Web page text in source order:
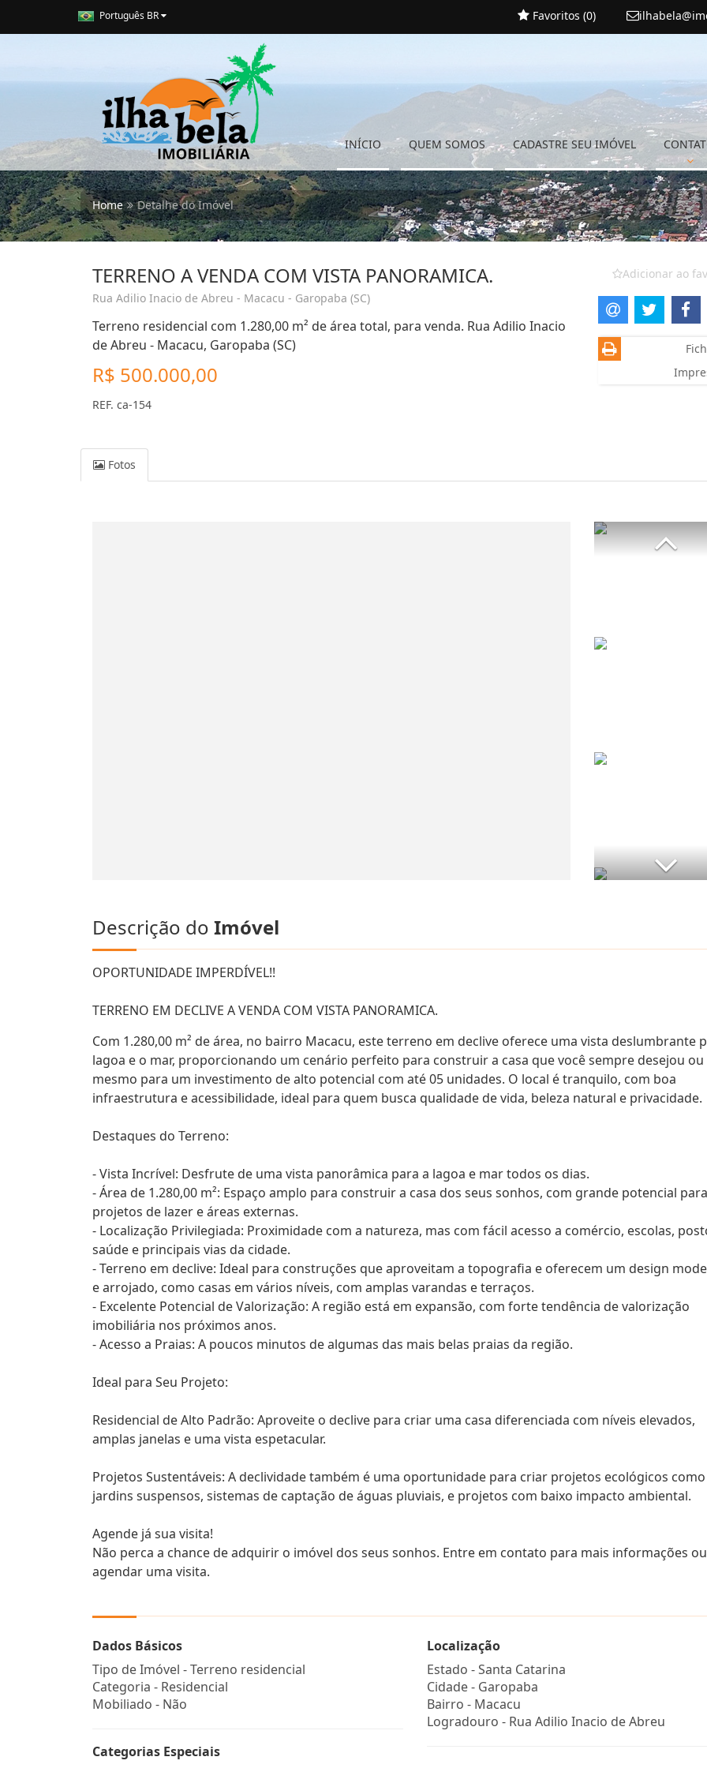
Português BR Favoritos (0)
INÍCIO QUEM SOMOS CADASTRE SEU IMÓVEL
Home Detalhe do Imóvel
TERRENO A VENDA COM VISTA PANORAMICA.
Rua Adilio Inacio de Abreu - Macacu - Garopaba (SC)
Terreno residencial com 1.280,00 m² de área total, para venda. Rua Adilio Inacio
de Abreu - Macacu, Garopaba (SC)
R$ 500.000,00
REF. ca-154
Adicionar ao
Fotos
Descrição do Imóvel
OPORTUNIDADE IMPERDÍVEL!!
TERRENO EM DECLIVE A VENDA COM VISTA PANORAMICA.
Com 1.280,00 m² de área, no bairro Macacu, este terreno em declive oferece uma vista deslumbrante
lagoa e o mar, proporcionando um cenário perfeito para construir a casa que você sempre desejou ou
mesmo para um investimento de alto potencial com até 05 unidades. O local é tranquilo, com boa
infraestrutura e acessibilidade, ideal para quem busca qualidade de vida, beleza natural e privacidade.
Destaques do Terreno:
- Vista Incrível: Desfrute de uma vista panorâmica para a lagoa e mar todos os dias.
- Área de 1.280,00 m²: Espaço amplo para construir a casa dos seus sonhos, com grande potencial para
projetos de lazer e áreas externas.
- Localização Privilegiada: Proximidade com a natureza, mas com fácil acesso a comércio, escolas,
saúde e principais vias da cidade.
- Terreno em declive: Ideal para construções que aproveitam a topografia e oferecem um design
e arrojado, como casas em vários níveis, com amplas varandas e terraços.
- Excelente Potencial de Valorização: A região está em expansão, com forte tendência de valorização
imobiliária nos próximos anos.
- Acesso a Praias: A poucos minutos de algumas das mais belas praias da região.
Ideal para Seu Projeto:
Residencial de Alto Padrão: Aproveite o declive para criar uma casa diferenciada com níveis elevados,
amplas janelas e uma vista espetacular.
Projetos Sustentáveis: A declividade também é uma oportunidade para criar projetos ecológicos como
jardins suspensos, sistemas de captação de águas pluviais, e projetos com baixo impacto ambiental.
Agende já sua visita!
Não perca a chance de adquirir o imóvel dos seus sonhos. Entre em contato para mais informações ou
agendar uma visita.
Dados Básicos
Tipo de Imóvel - Terreno residencial
Categoria - Residencial
Mobiliado - Não
Categorias Especiais
Localização
Estado -Santa Catarina
Cidade - Garopaba
Bairro - Macacu
Logradouro - Rua Adilio Inacio de Abreu